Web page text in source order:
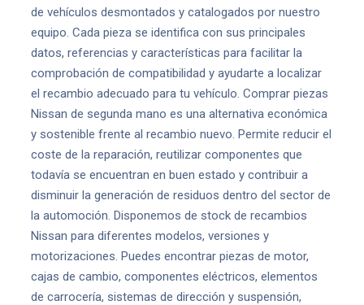
de vehículos desmontados y catalogados por nuestro
equipo. Cada pieza se identifica con sus principales
datos, referencias y características para facilitar la
comprobación de compatibilidad y ayudarte a localizar
el recambio adecuado para tu vehículo. Comprar piezas
Nissan de segunda mano es una alternativa económica
y sostenible frente al recambio nuevo. Permite reducir el
coste de la reparación, reutilizar componentes que
todavía se encuentran en buen estado y contribuir a
disminuir la generación de residuos dentro del sector de
la automoción. Disponemos de stock de recambios
Nissan para diferentes modelos, versiones y
motorizaciones. Puedes encontrar piezas de motor,
cajas de cambio, componentes eléctricos, elementos
de carrocería, sistemas de dirección y suspensión,